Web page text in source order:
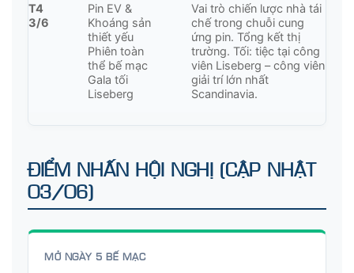
T4
3/6
Pin EV &
Khoáng sản
thiết yếu
Phiên toàn
thể bế mạc
Gala tối
Liseberg
Vai trò chiến lược nhà tái
chế trong chuỗi cung
ứng pin. Tổng kết thị
trường. Tối: tiệc tại công
viên Liseberg – công viên
giải trí lớn nhất
Scandinavia.
ĐIỂM NHẤN HỘI NGHỊ (CẬP NHẬT
03/06)
MỞ NGÀY 5 BẾ MẠC